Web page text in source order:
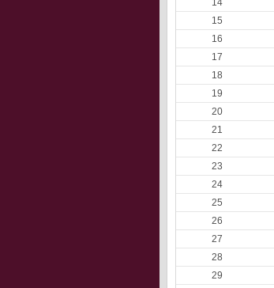
14
15
16
17
18
19
20
21
22
23
24
25
26
27
28
29